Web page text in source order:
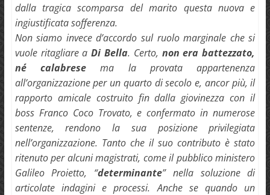
dalla tragica scomparsa del marito questa nuova e
ingiustificata sofferenza.
Non siamo invece d’accordo sul ruolo marginale che si
vuole ritagliare aDi Bella. Certo, non era battezzato,
né calabrese ma la provata appartenenza
all’organizzazione per un quarto di secolo e, ancor più, il
rapporto amicale costruito fin dalla giovinezza con il
boss Franco Coco Trovato, e confermato in numerose
sentenze, rendono la sua posizione privilegiata
nell’organizzazione. Tanto che il suo contributo è stato
ritenuto per alcuni magistrati, come il pubblico ministero
Galileo Proietto, “determinante” nella soluzione di
articolate indagini e processi. Anche se quando un